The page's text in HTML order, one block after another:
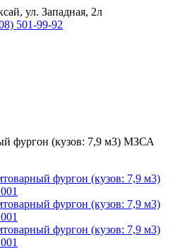
ул. Западная, 2л
501-99-92
фургон (кузов: 7,9 м3) МЗСА